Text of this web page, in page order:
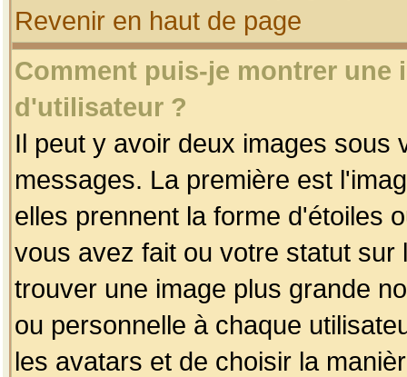
Revenir en haut de page
Comment puis-je montrer une
d'utilisateur ?
Il peut y avoir deux images sous
messages. La première est
elles prennent la forme d'étoiles
vous avez fait ou votre statut
trouver une image plus grande
ou personnelle à chaque
les avatars et de choisir la